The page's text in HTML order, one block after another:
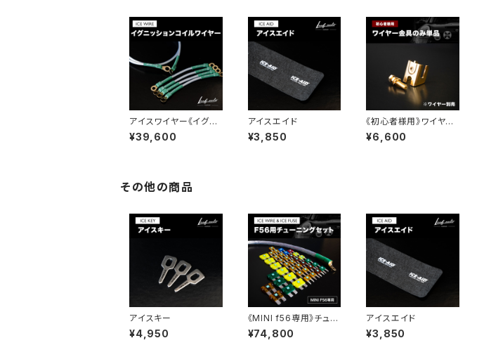
アイスワイヤー《イグニ
ッションコイル用》
¥39,600
アイスエイド
¥3,850
《初心者様用》ワイヤー
金具（単品）
¥6,600
その他の商品
アイスキー
¥4,950
《MINI f56専用》チュー
ニングフルセット(アイス
ワイヤー・アイスヒュー
¥74,800
アイスエイド
¥3,850